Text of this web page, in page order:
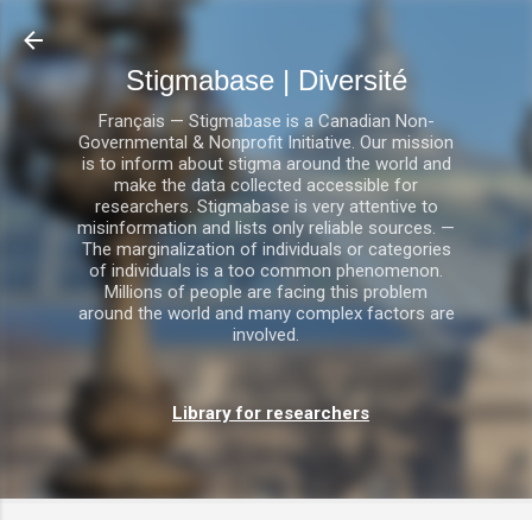
Stigmabase | Diversité
Français — Stigmabase is a Canadian Non-
Governmental & Nonprofit Initiative. Our mission
is to inform about stigma around the world and
make the data collected accessible for
researchers. Stigmabase is very attentive to
misinformation and lists only reliable sources. —
The marginalization of individuals or categories
of individuals is a too common phenomenon.
Millions of people are facing this problem
around the world and many complex factors are
involved.
Library for researchers